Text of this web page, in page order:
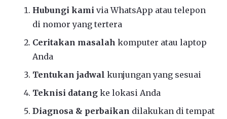
Hubungi kami via WhatsApp atau telepon
di nomor yang tertera
Ceritakan masalah komputer atau laptop
Anda
Tentukan jadwal kunjungan yang sesuai
Teknisi datang ke lokasi Anda
Diagnosa & perbaikan dilakukan di tempat